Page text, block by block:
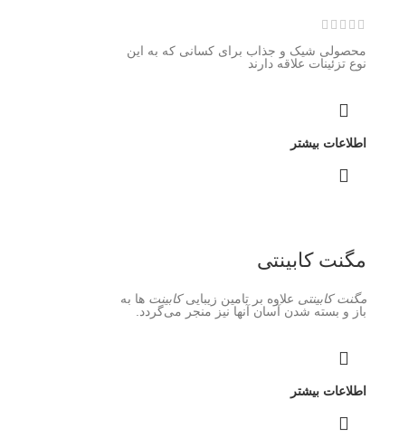
محصولی شیک و جذاب برای کسانی که به این
نوع تزئینات علاقه دارند
اطلاعات بیشتر
مگنت کابینتی
مگنت کابینتی علاوه بر تامین زیباییکابینت ها به
باز و بسته شدن آسان آنها نیز منجر می‌گردد.
اطلاعات بیشتر